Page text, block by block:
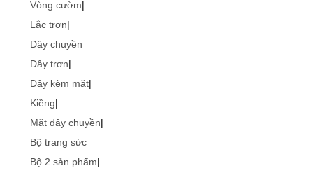
Vòng cườm|
Lắc trơn|
Dây chuyền
Dây trơn|
Dây kèm mặt|
Kiềng|
Mặt dây chuyền|
Bộ trang sức
Bộ 2 sản phẩm|